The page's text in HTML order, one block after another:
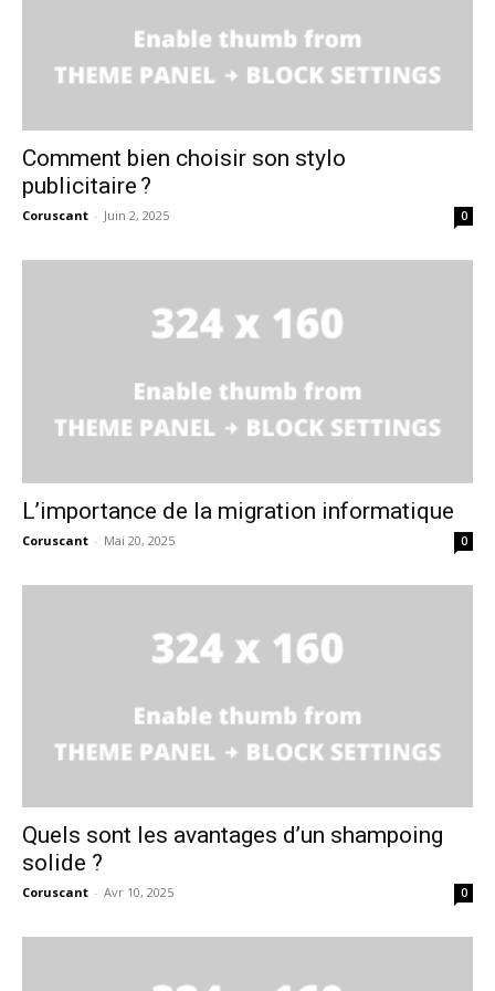
Comment bien choisir son stylo
publicitaire ?
Coruscant - Juin 2, 2025 0
L’importance de la migration informatique
Coruscant - Mai 20, 2025 0
Quels sont les avantages d’un shampoing
solide ?
Coruscant - Avr 10, 2025 0